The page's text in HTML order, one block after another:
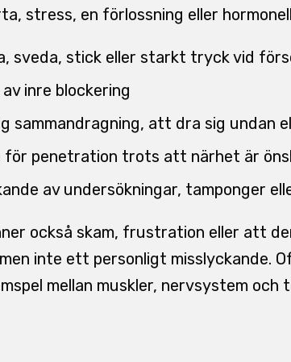
stress, en förlossning eller
sveda, stick eller starkt tryck vid
av inre blockering
sammandragning, att dra sig undan
för penetration trots att närhet är
av undersökningar, tamponger
också skam, frustration eller att
inte ett personligt misslyckande.
mellan muskler, nervsystem och